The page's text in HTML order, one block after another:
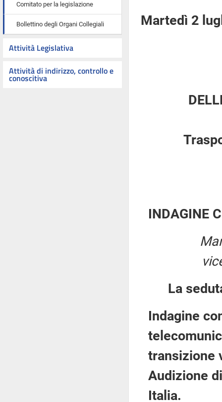
Comitato per la legislazione
Bollettino degli Organi Collegiali
Attività Legislativa
Attività di indirizzo, controllo e
conoscitiva
Martedì 2
INDAGINE
La
Indagine
transizione
Audizione
Italia.